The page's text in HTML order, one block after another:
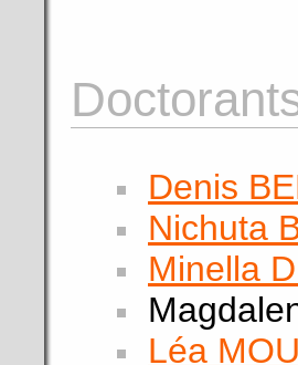
Denis
Nichuta
Minella
Léa